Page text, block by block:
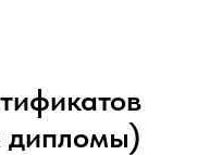
дипломы)